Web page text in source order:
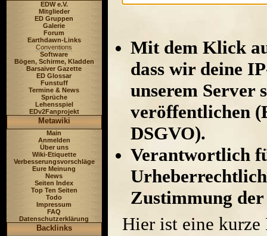
EDW e.V.
Mitglieder
ED Gruppen
Galerie
Forum
Earthdawn-Links
Conventions
Software
Bögen, Schirme, Kladden
Barsaiver Gazette
ED Glossar
Funstuff
Termine & News
Sprüche
Lehensspiel
EDv2Fanprojekt
Metawiki
Main
Anmelden
Über uns
Wiki-Etiquette
Verbesserungsvorschläge
Eure Meinung
News
Seiten Index
Top Ten Seiten
Todo
Impressum
FAQ
Datenschutzerklärung
Backlinks
Mit dem Klick
dass wir deine
unserem Server
veröffentlichen
DSGVO).
Verantwortlich
Zustimmung
Hier ist eine